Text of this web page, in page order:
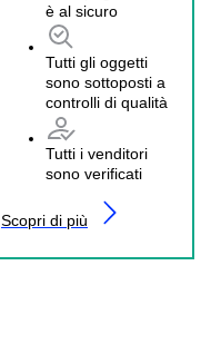
è al sicuro
Tutti gli oggetti
sono sottoposti a
controlli di qualità
Tutti i venditori
sono verificati
Scopri di più